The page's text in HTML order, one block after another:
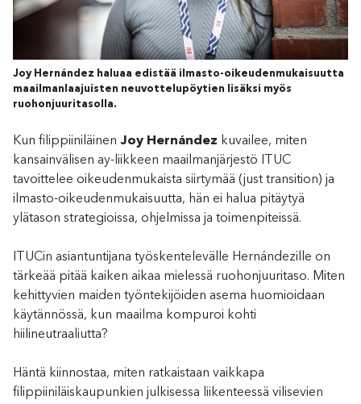
Joy Hernández haluaa edistää ilmasto-oikeudenmukaisuutta
maailmanlaajuisten neuvottelupöytien lisäksi myös
ruohonjuuritasolla.
Kun filippiiniläinen Joy Hernández kuvailee, miten
kansainvälisen ay-liikkeen maailmanjärjestö ITUC
tavoittelee oikeudenmukaista siirtymää (just transition) ja
ilmasto-oikeudenmukaisuutta, hän ei halua pitäytyä
ylätason strategioissa, ohjelmissa ja toimenpiteissä.
ITUCin asiantuntijana työskentelevälle Hernándezille on
tärkeää pitää kaiken aikaa mielessä ruohonjuuritaso. Miten
kehittyvien maiden työntekijöiden asema huomioidaan
käytännössä, kun maailma kompuroi kohti
hiilineutraaliutta?
Häntä kiinnostaa, miten ratkaistaan vaikkapa
filippiiniläiskaupunkien julkisessa liikenteessä vilisevien